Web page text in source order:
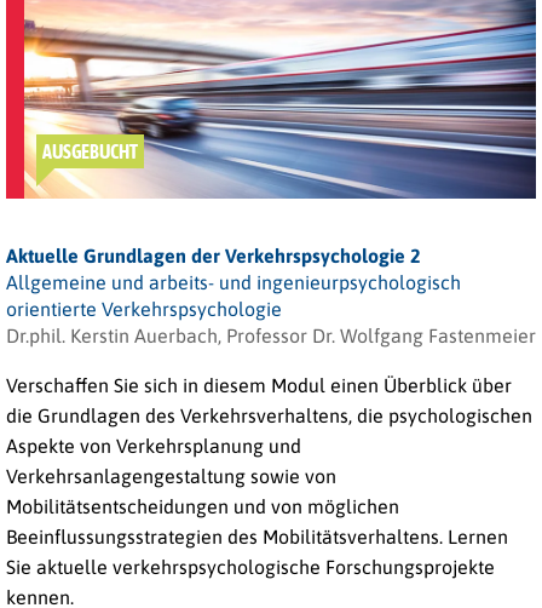
AUSGEBUCHT
Aktuelle Grundlagen der Verkehrspsychologie 2
Allgemeine und arbeits- und ingenieurpsychologisch
orientierte Verkehrspsychologie
Dr.phil. Kerstin Auerbach, Professor Dr. Wolfgang Fastenmeier
Verschaffen Sie sich in diesem Modul einen Überblick über
die Grundlagen des Verkehrsverhaltens, die psychologischen
Aspekte von Verkehrsplanung und
Verkehrsanlagengestaltung sowie von
Mobilitätsentscheidungen und von möglichen
Beeinflussungsstrategien des Mobilitätsverhaltens. Lernen
Sie aktuelle verkehrspsychologische Forschungsprojekte
kennen.